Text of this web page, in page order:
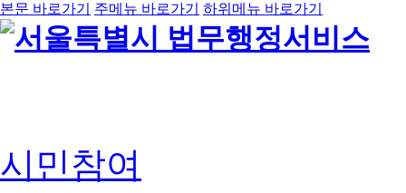
본문 바로가기 주메뉴 바로가기 하위메뉴 바로가기
시민참여